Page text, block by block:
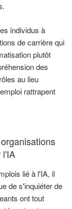
individus à
de carrière qui
plutôt
des
au lieu
rattrapent
l'IA
lié à l'IA, il
de s'inquiéter de
ont tout